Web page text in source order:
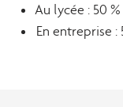
Au lycée : 50 %
En entreprise :